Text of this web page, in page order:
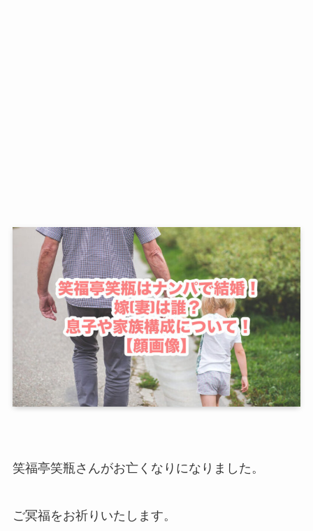
笑福亭笑瓶さんがお亡くなりになりました。
ご冥福をお祈りいたします。